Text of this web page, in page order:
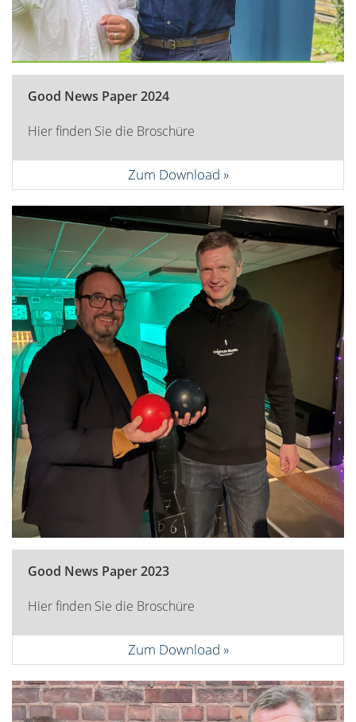
Good News Paper 2024
Hier finden Sie die Broschüre
Zum Download
Good News Paper 2023
Hier finden Sie die Broschüre
Zum Download